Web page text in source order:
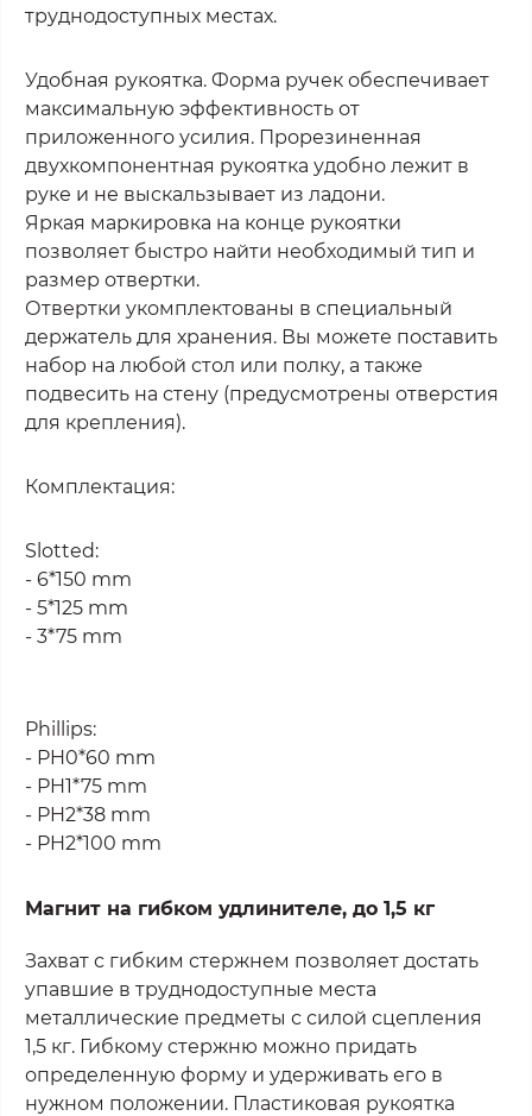
труднодоступных местах.
Удобная рукоятка. Форма ручек обеспечивает
максимальную эффективность от
приложенного усилия. Прорезиненная
двухкомпонентная рукоятка удобно лежит в
руке и не выскальзывает из ладони.
Яркая маркировка на конце рукоятки
позволяет быстро найти необходимый тип и
размер отвертки.
Отвертки укомплектованы в специальный
держатель для хранения. Вы можете поставить
набор на любой стол или полку, а также
подвесить на стену (предусмотрены отверстия
для крепления).
Комплектация:
Slotted:
- 6*150 mm
- 5*125 mm
- 3*75 mm
Phillips:
- PH0*60 mm
- PH1*75 mm
- PH2*38 mm
- PH2*100 mm
Магнит на гибком удлинителе, до 1,5 кг
Захват с гибким стержнем позволяет достать
упавшие в труднодоступные места
металлические предметы с силой сцепления
1,5 кг. Гибкому стержню можно придать
определенную форму и удерживать его в
нужном положении. Пластиковая рукоятка